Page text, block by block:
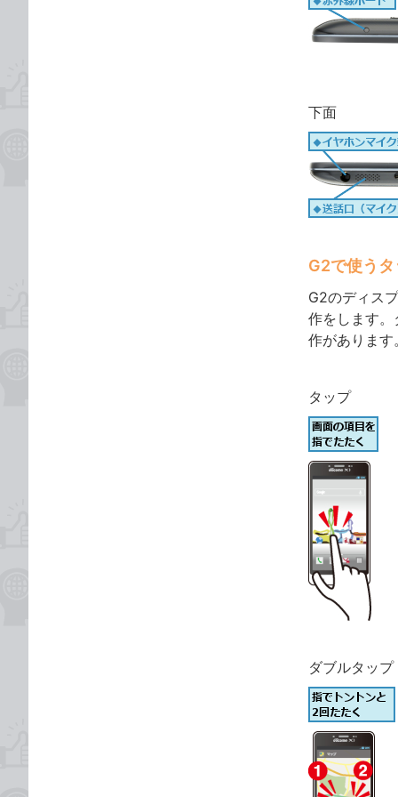
下面
G2で使う
G2のディス
作をします
作がありま
タップ
ダブルタップ